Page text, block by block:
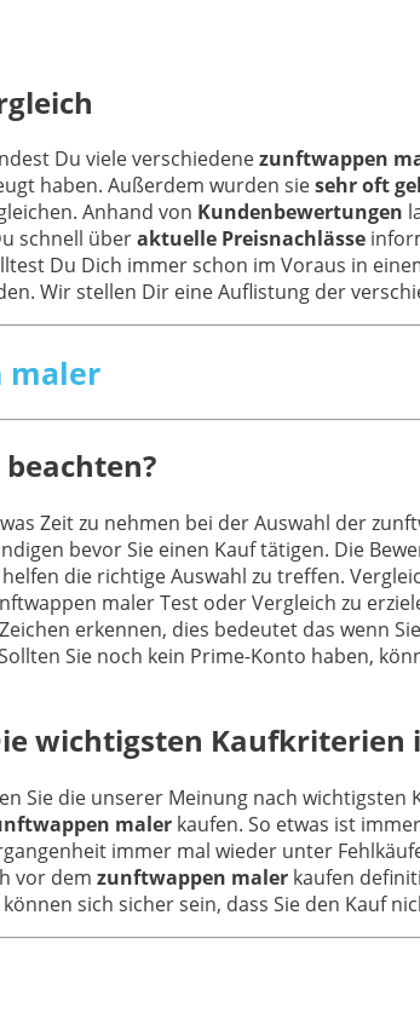
Du viele verschiedenezunftwappen
haben. Außerdem wurden siesehr oft
Anhand von Kundenbewertungen
schnell überaktuelle Preisnachlässe
Du Dich immer schon im Voraus in
Wir stellen Dir eine Auflistung der
maler
Zeit zu nehmen bei der Auswahl der
bevor Sie einen Kauf tätigen. Die
die richtige Auswahl zu treffen.
maler Test oder Vergleich zu
erkennen, dies bedeutet das wenn Sie
Sie noch kein Prime-Konto haben,
wichtigsten Kaufkriterien
Sie die unserer Meinung nach wichtigsten
maler kaufen. So etwas ist
immer mal wieder unter
vor dem zunftwappen maler kaufen
sich sicher sein, dass Sie den Kauf